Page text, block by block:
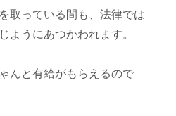
取っている間も、法律では
ようにあつかわれます。
んと有給がもらえるので